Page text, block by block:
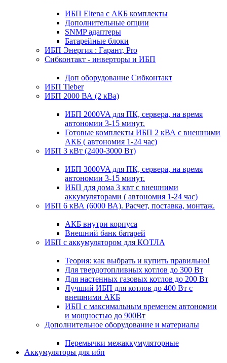
ИБП Eltena с АКБ комплекты
Дополнительные опции
SNMP адаптеры
Батарейные блоки
ИБП Энергия : Гарант, Pro
Сибконтакт - инверторы и ИБП
Доп оборудование Сибконтакт
ИБП Tieber
ИБП 2000 ВА (2 кВа)
ИБП 2000VA для ПК, сервера, на время
автономии 3-15 минут.
Готовые комплекты ИБП 2 кВА с внешними
АКБ ( автономия 1-24 час)
ИБП 3 кВт (2400-3000 Вт)
ИБП 3000VA для ПК, сервера, на время
автономии 3-15 минут.
ИБП для дома 3 квт с внешними
аккумуляторами ( автономия 1-24 час)
ИБП 6 кВА (6000 ВА). Расчет, поставка, монтаж.
АКБ внутри корпуса
Внешний банк батарей
ИБП с аккумулятором для КОТЛА
Теория: как выбрать и купить правильно!
Для твердотопливных котлов до 300 Вт
Для настенных газовых котлов до 200 Вт
Лучший ИБП для котлов до 400 Вт с
внешними АКБ
ИБП с максимальным временем автономии
и мощностью до 900Вт
Дополнительное оборудование и материалы
Перемычки межаккумуляторные
Аккумуляторы для ибп